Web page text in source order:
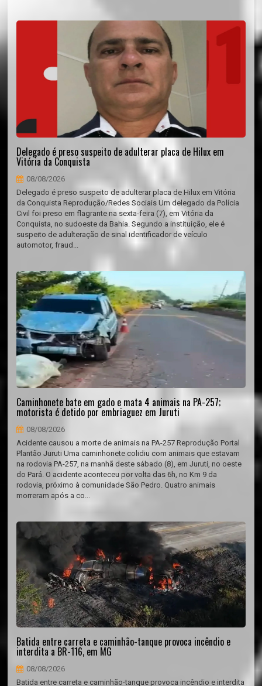
Delegado é preso suspeito de adulterar placa de Hilux em
Vitória da Conquista
08/08/2026
Delegado é preso suspeito de adulterar placa de Hilux em Vitória
da Conquista Reprodução/Redes Sociais Um delegado da Polícia
Civil foi preso em flagrante na sexta-feira (7), em Vitória da
Conquista, no sudoeste da Bahia. Segundo a instituição, ele é
suspeito de adulteração de sinal identificador de veículo
automotor, fraud...
Caminhonete bate em gado e mata 4 animais na PA-257;
motorista é detido por embriaguez em Juruti
08/08/2026
Acidente causou a morte de animais na PA-257 Reprodução Portal
Plantão Juruti Uma caminhonete colidiu com animais que estavam
na rodovia PA-257, na manhã deste sábado (8), em Juruti, no oeste
do Pará. O acidente aconteceu por volta das 6h, no Km 9 da
rodovia, próximo à comunidade São Pedro. Quatro animais
morreram após a co...
Batida entre carreta e caminhão-tanque provoca incêndio e
interdita a BR-116, em MG
08/08/2026
Batida entre carreta e caminhão-tanque provoca incêndio e interdita